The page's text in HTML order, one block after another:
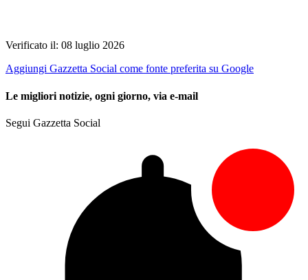
Verificato il: 08 luglio 2026
Aggiungi Gazzetta Social come fonte preferita su Google
Le migliori notizie, ogni giorno, via e-mail
Segui Gazzetta Social